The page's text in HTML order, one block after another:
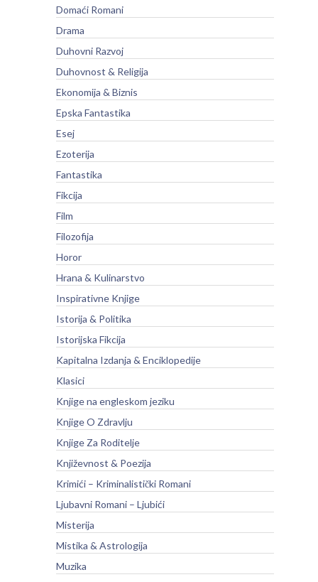
Domaći Romani
Drama
Duhovni Razvoj
Duhovnost & Religija
Ekonomija & Biznis
Epska Fantastika
Esej
Ezoterija
Fantastika
Fikcija
Film
Filozofija
Horor
Hrana & Kulinarstvo
Inspirativne Knjige
Istorija & Politika
Istorijska Fikcija
Kapitalna Izdanja & Enciklopedije
Klasici
Knjige na engleskom jeziku
Knjige O Zdravlju
Knjige Za Roditelje
Književnost & Poezija
Krimići – Kriminalistički Romani
Ljubavni Romani – Ljubići
Misterija
Mistika & Astrologija
Muzika